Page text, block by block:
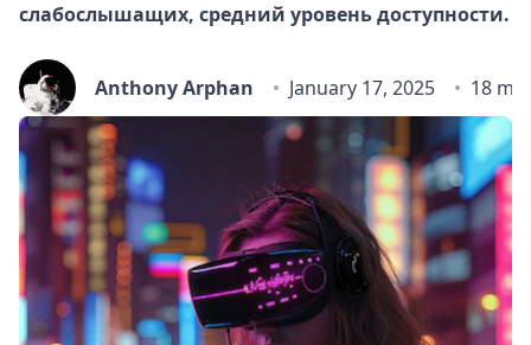
слабослышащих, средний уровень доступности.
Anthony Arphan January 17, 2025 18